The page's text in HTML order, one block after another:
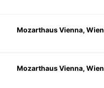
Mozarthaus Vienna, Wien
Mozarthaus Vienna, Wien